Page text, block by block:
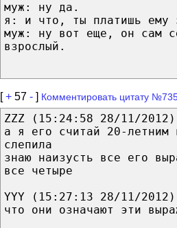
муж: ну да.
я: и что, ты платишь ему
муж: ну вот еще, он сам
взрослый.
[+ 57 - ] Комментировать цитату
ZZZ (15:24:58 28/11/2012)
а я его считай 20-летним
слепила
знаю наизусть все его
все четыре
YYY (15:27:13 28/11/2012)
что они означают эти